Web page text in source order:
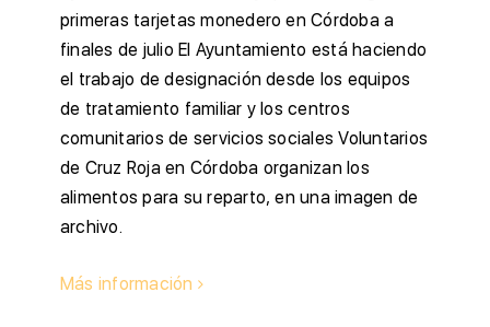
primeras tarjetas monedero en Córdoba a
finales de julio El Ayuntamiento está haciendo
el trabajo de designación desde los equipos
de tratamiento familiar y los centros
comunitarios de servicios sociales Voluntarios
de Cruz Roja en Córdoba organizan los
alimentos para su reparto, en una imagen de
archivo.
Más información